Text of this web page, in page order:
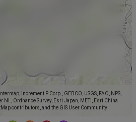
increment P Corp., GEBCO, USGS, FAO, NPS,
NL, Ordnance Survey, Esri Japan, METI, Esri China
contributors, and the GIS User Community